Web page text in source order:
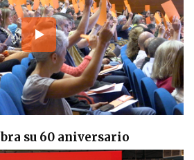
su 60 aniversario